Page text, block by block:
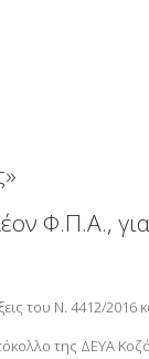
Φ.Π.Α., για
του Ν. 4412/2016
της ΔΕΥΑ